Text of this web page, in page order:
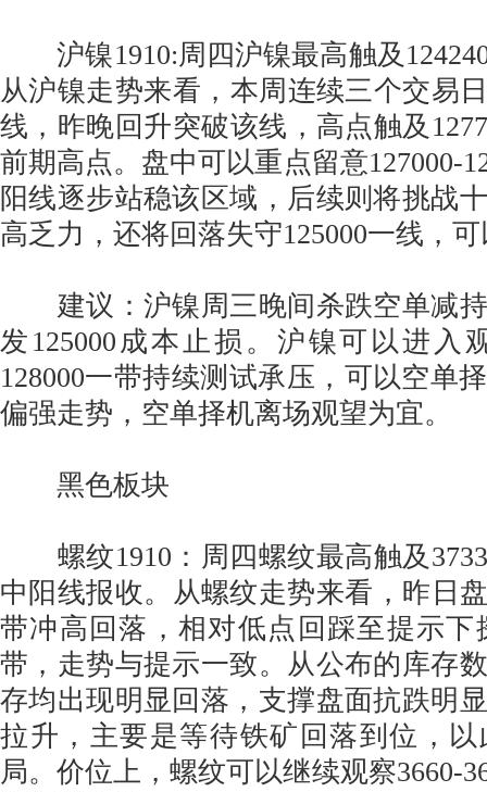
沪镍1910:周四沪镍最高触及
从沪镍走势来看，本周连续三个交易
线，昨晚回升突破该线，高点触及
前期高点。盘中可以重点留意127000-
阳线逐步站稳该区域，后续则将挑战
高乏力，还将回落失守125000一线，
建议：沪镍周三晚间杀跌空单减持
发125000成本止损。沪镍可以进入
128000一带持续测试承压，可以空单
偏强走势，空单择机离场观望为宜。
黑色板块
螺纹1910：周四螺纹最高触及3733
中阳线报收。从螺纹走势来看，昨日
带冲高回落，相对低点回踩至提示下
带，走势与提示一致。从公布的库存
存均出现明显回落，支撑盘面抗跌明
拉升，主要是等待铁矿回落到位，
局。价位上，螺纹可以继续观察3660-